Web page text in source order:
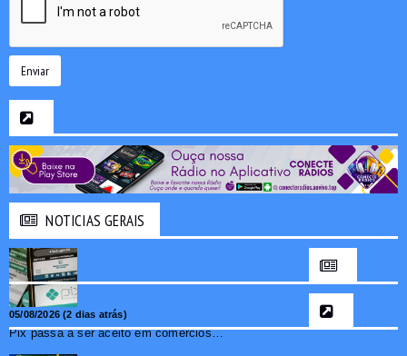
Enviar
NOTICIAS GERAIS
05/08/2026 (2 dias atrás)
Pix passa a ser aceito em comércios de oito países e amplia opções de pagamento para brasileiros no exterior